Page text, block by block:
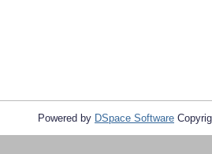
Powered by DSpace Software